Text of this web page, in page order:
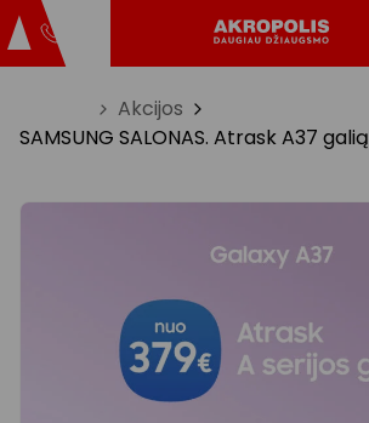
Akcijos
SAMSUNG SALONAS. Atrask A37 galią